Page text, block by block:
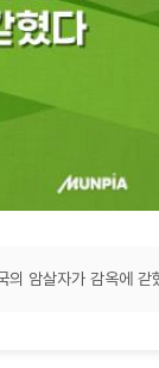
의 암살자가 감옥에